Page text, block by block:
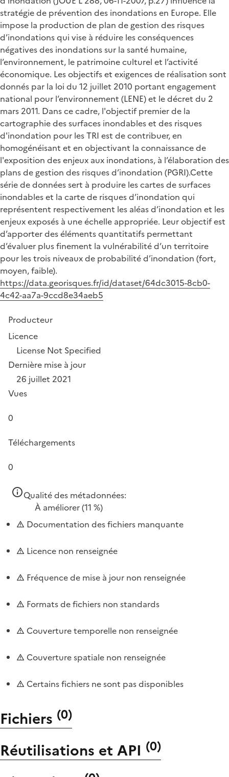
stratégie de prévention des inondations en Europe. Elle
impose la production de plan de gestion des risques
d’inondations qui vise à réduire les conséquences
négatives des inondations sur la santé humaine,
l’environnement, le patrimoine culturel et l’activité
économique. Les objectifs et exigences de réalisation sont
donnés par la loi du 12 juillet 2010 portant engagement
national pour l’environnement (LENE) et le décret du 2
mars 2011. Dans ce cadre, l'objectif premier de la
cartographie des surfaces inondables et des risques
d'inondation pour les TRI est de contribuer, en
homogénéisant et en objectivant la connaissance de
l'exposition des enjeux aux inondations, à l’élaboration des
plans de gestion des risques d’inondation (PGRI).Cette
série de données sert à produire les cartes de surfaces
inondables et la carte de risques d’inondation qui
représentent respectivement les aléas d’inondation et les
enjeux exposés à une échelle appropriée. Leur objectif est
d’apporter des éléments quantitatifs permettant
d’évaluer plus finement la vulnérabilité d’un territoire
pour les trois niveaux de probabilité d’inondation (fort,
moyen, faible).
https://data.georisques.fr/id/dataset/64dc3015-8cb0-
4c42-aa7a-9ccd8e34aeb5
Producteur
Licence
License Not Specified
Dernière mise à jour
26 juillet 2021
Vues
0
Téléchargements
0
Qualité des métadonnées:
À améliorer(11 %)
Documentation des fichiers manquante
Licence non renseignée
Fréquence de mise à jour non renseignée
Formats de fichiers non standards
Couverture temporelle non renseignée
Couverture spatiale non renseignée
Certains fichiers ne sont pas disponibles
Fichiers (0)
Réutilisations et API (0)